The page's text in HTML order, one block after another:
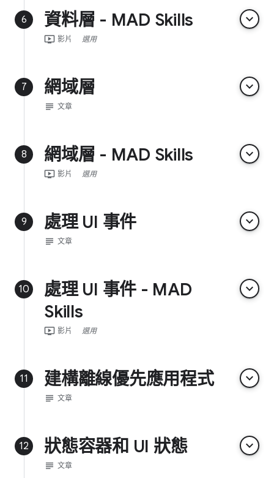
6 資料層 - MAD Skills keyboard_arrow_down
ondemand_video 影片 選用
7 網域層 keyboard_arrow_down
subject 文章
8 網域層 - MAD Skills keyboard_arrow_down
ondemand_video 影片 選用
9 處理 UI 事件 keyboard_arrow_down
subject 文章
10
處理 UI 事件 - MAD
Skills
keyboard_arrow_down
ondemand_video 影片 選用
11 建構離線優先應用程式 keyboard_arrow_down
subject 文章
12 狀態容器和 UI 狀態 keyboard_arrow_down
subject 文章